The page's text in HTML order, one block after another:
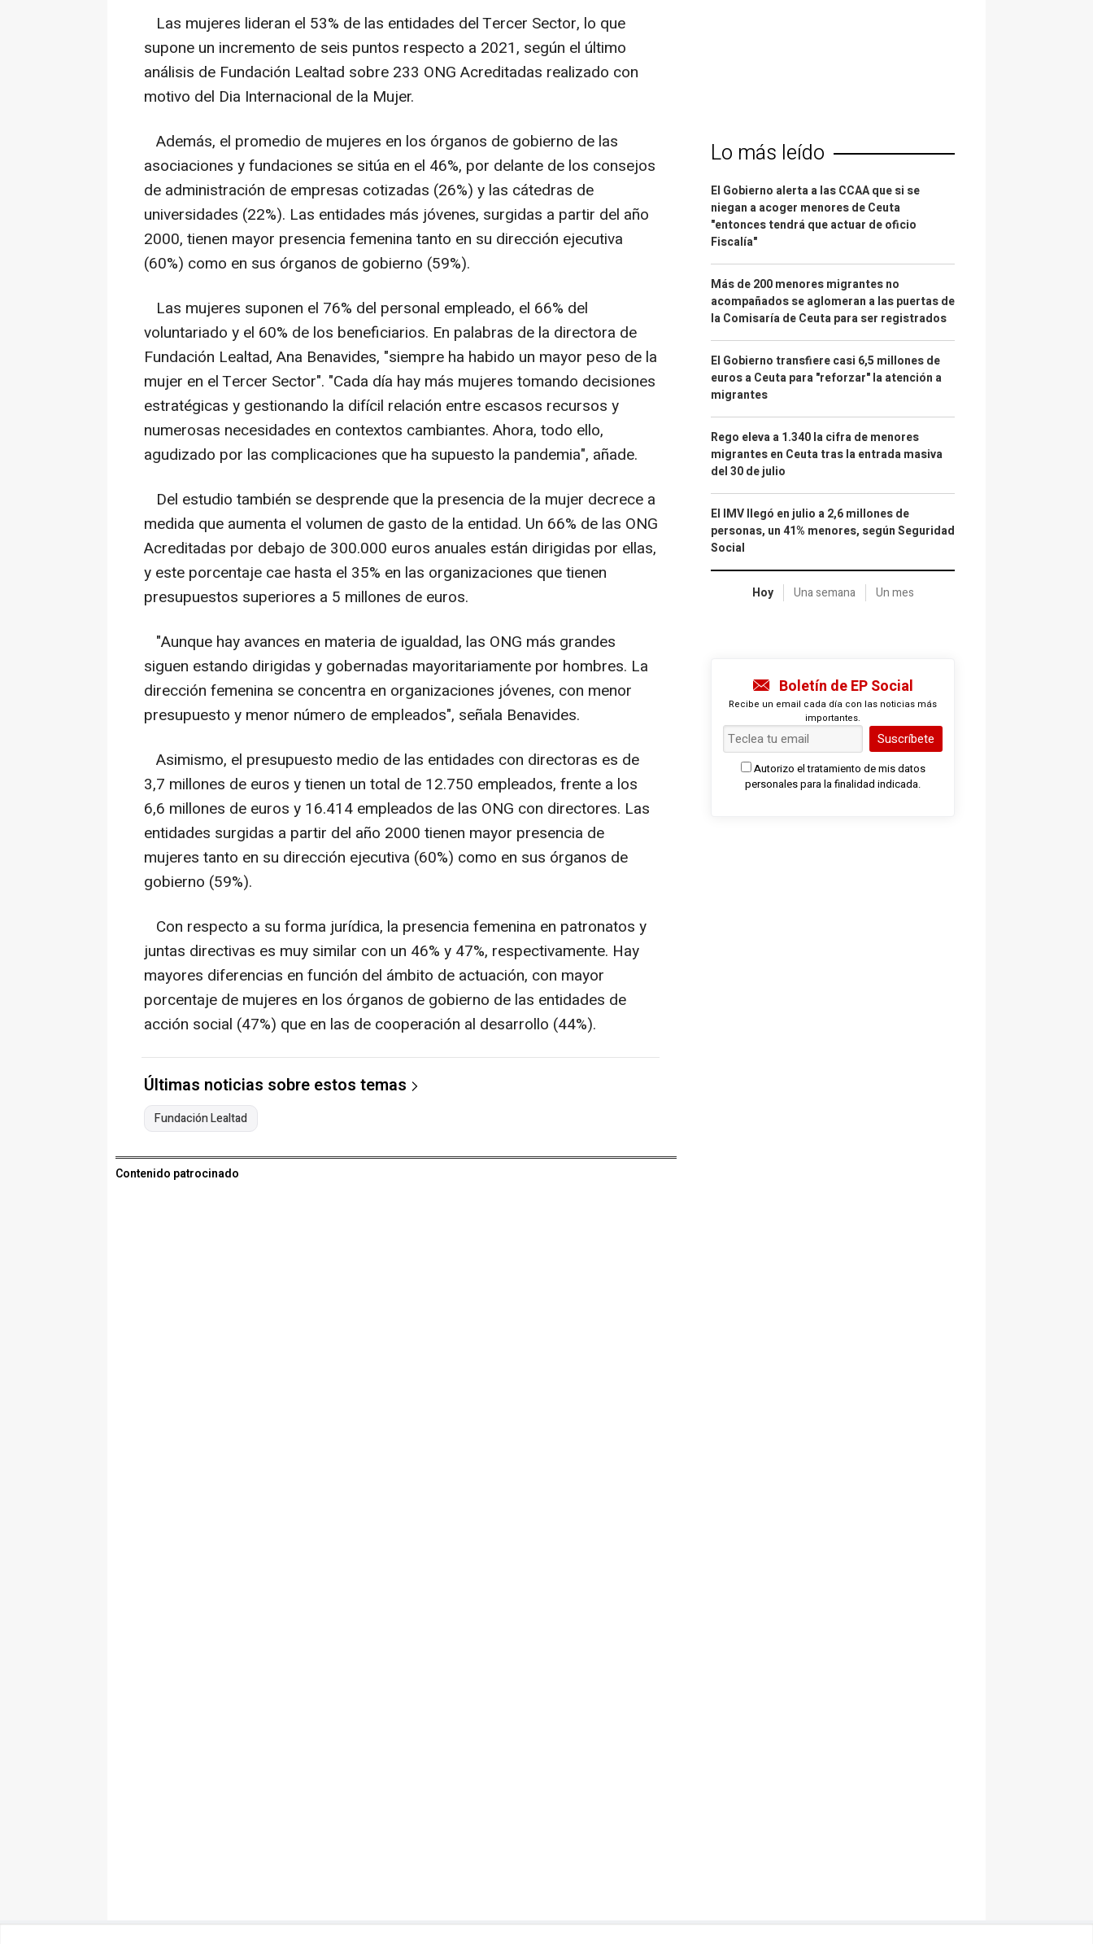
Las mujeres lideran el 53% de las entidades del Tercer Sector, lo que
supone un incremento de seis puntos respecto a 2021, según el último
análisis de Fundación Lealtad sobre 233 ONG Acreditadas realizado con
motivo del Dia Internacional de la Mujer.
Además, el promedio de mujeres en los órganos de gobierno de las
asociaciones y fundaciones se sitúa en el 46%, por delante de los consejos
de administración de empresas cotizadas (26%) y las cátedras de
universidades (22%). Las entidades más jóvenes, surgidas a partir del año
2000, tienen mayor presencia femenina tanto en su dirección ejecutiva
(60%) como en sus órganos de gobierno (59%).
Las mujeres suponen el 76% del personal empleado, el 66% del
voluntariado y el 60% de los beneficiarios. En palabras de la directora de
Fundación Lealtad, Ana Benavides, "siempre ha habido un mayor peso de la
mujer en el Tercer Sector". "Cada día hay más mujeres tomando decisiones
estratégicas y gestionando la difícil relación entre escasos recursos y
numerosas necesidades en contextos cambiantes. Ahora, todo ello,
agudizado por las complicaciones que ha supuesto la pandemia", añade.
Del estudio también se desprende que la presencia de la mujer decrece a
medida que aumenta el volumen de gasto de la entidad. Un 66% de las ONG
Acreditadas por debajo de 300.000 euros anuales están dirigidas por ellas,
y este porcentaje cae hasta el 35% en las organizaciones que tienen
presupuestos superiores a 5 millones de euros.
"Aunque hay avances en materia de igualdad, las ONG más grandes
siguen estando dirigidas y gobernadas mayoritariamente por hombres. La
dirección femenina se concentra en organizaciones jóvenes, con menor
presupuesto y menor número de empleados", señala Benavides.
Asimismo, el presupuesto medio de las entidades con directoras es de
3,7 millones de euros y tienen un total de 12.750 empleados, frente a los
6,6 millones de euros y 16.414 empleados de las ONG con directores. Las
entidades surgidas a partir del año 2000 tienen mayor presencia de
mujeres tanto en su dirección ejecutiva (60%) como en sus órganos de
gobierno (59%).
Con respecto a su forma jurídica, la presencia femenina en patronatos y
juntas directivas es muy similar con un 46% y 47%, respectivamente. Hay
mayores diferencias en función del ámbito de actuación, con mayor
porcentaje de mujeres en los órganos de gobierno de las entidades de
acción social (47%) que en las de cooperación al desarrollo (44%).
Últimas noticias sobre estos temas
Fundación Lealtad
Contenido patrocinado
Lo más leído
El Gobierno alerta a las CCAA que si se
niegan a acoger menores de Ceuta
"entonces tendrá que actuar de oficio
Fiscalía"
Más de 200 menores migrantes no
acompañados se aglomeran a las puertas de
la Comisaría de Ceuta para ser registrados
El Gobierno transfiere casi 6,5 millones de
euros a Ceuta para "reforzar" la atención a
migrantes
Rego eleva a 1.340 la cifra de menores
migrantes en Ceuta tras la entrada masiva
del 30 de julio
El IMV llegó en julio a 2,6 millones de
personas, un 41% menores, según Seguridad
Social
Hoy Una semana Un mes
Boletín de EP Social
Recibe un email cada día con las noticias más
importantes.
Suscríbete
Autorizo el tratamiento de mis datos
personales para la finalidad indicada.